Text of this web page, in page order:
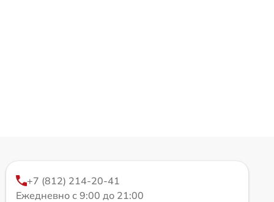
+7 (812) 214-20-41
Ежедневно с 9:00 до 21:00